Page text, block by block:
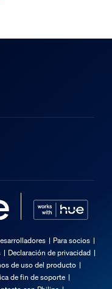
Para socios
Declaración de privacidad
de uso del producto
de fin de soporte